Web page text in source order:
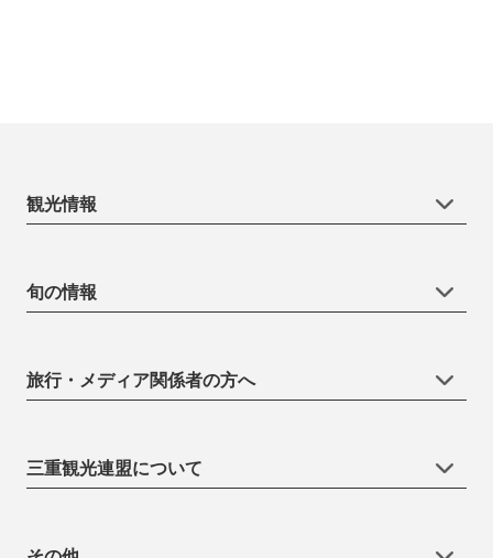
観光情報
旬の情報
旅行・メディア関係者の方へ
三重観光連盟について